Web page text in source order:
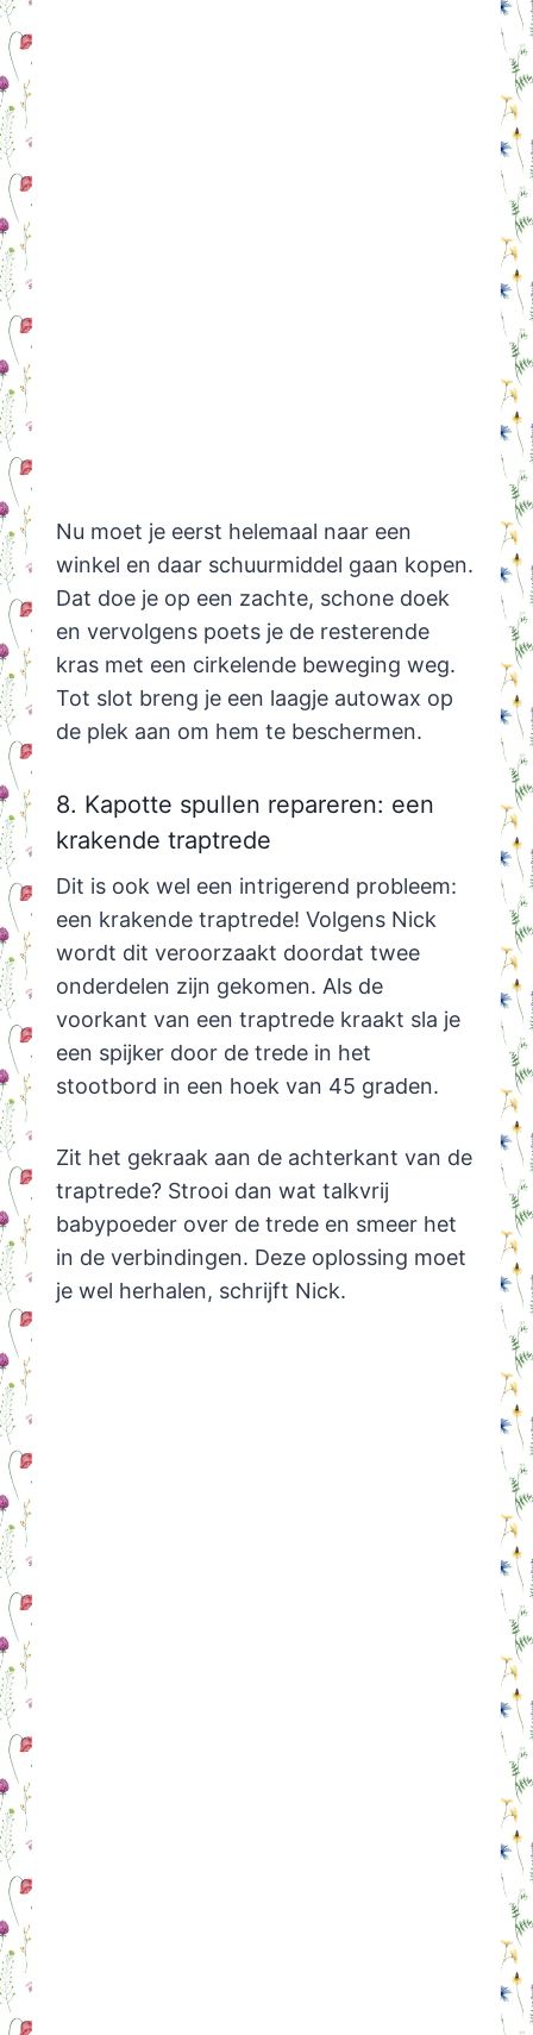
Nu moet je eerst helemaal naar een
winkel en daar schuurmiddel gaan kopen.
Dat doe je op een zachte, schone doek
en vervolgens poets je de resterende
kras met een cirkelende beweging weg.
Tot slot breng je een laagje autowax op
de plek aan om hem te beschermen.
8. Kapotte spullen repareren: een
krakende traptrede
Dit is ook wel een intrigerend probleem:
een krakende traptrede! Volgens Nick
wordt dit veroorzaakt doordat twee
onderdelen zijn gekomen. Als de
voorkant van een traptrede kraakt sla je
een spijker door de trede in het
stootbord in een hoek van 45 graden.
Zit het gekraak aan de achterkant van de
traptrede? Strooi dan wat talkvrij
babypoeder over de trede en smeer het
in de verbindingen. Deze oplossing moet
je wel herhalen, schrijft Nick.